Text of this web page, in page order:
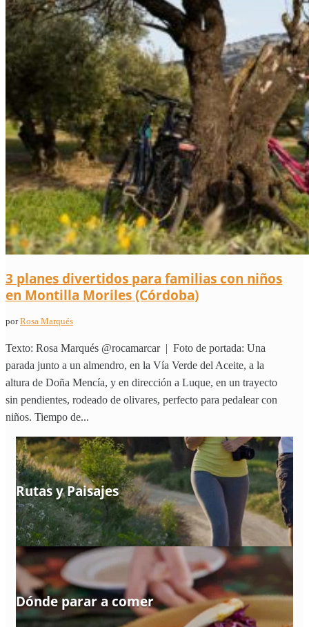
3 planes divertidos para familias con niños
en Montilla Moriles (Córdoba)
porRosa Marqués
Texto: Rosa Marqués @rocamarcar | Foto de portada: Una
parada junto a un almendro, en la Vía Verde del Aceite, a la
altura de Doña Mencía, y en dirección a Luque, en un trayecto
sin pendientes, rodeado de olivares, perfecto para pedalear con
niños. Tiempo de...
Rutas y Paisajes
Dónde parar a comer